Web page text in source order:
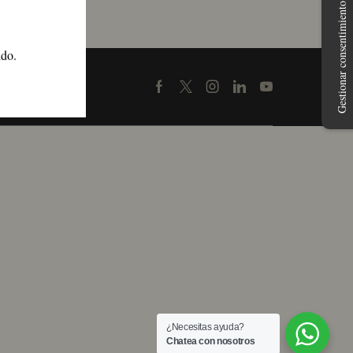
FacebookTwitterInstagram
LinkedinYoutube Gestionar consentimiento
¿Necesitas ayuda?
Chatea con nosotros